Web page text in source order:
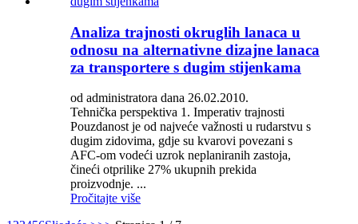
Analiza trajnosti okruglih lanaca u
odnosu na alternativne dizajne lanaca
za transportere s dugim stijenkama
od administratora dana 26.02.2010.
Tehnička perspektiva 1. Imperativ trajnosti
Pouzdanost je od najveće važnosti u rudarstvu s
dugim zidovima, gdje su kvarovi povezani s
AFC-om vodeći uzrok neplaniranih zastoja,
čineći otprilike 27% ukupnih prekida
proizvodnje. ...
Pročitajte više